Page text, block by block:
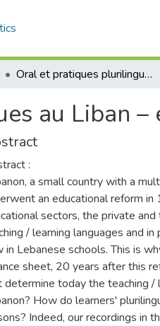
Oral et pratiques plurilingues au Liban – étude comparative
au Liban –
:
a small country with a
an educational reform
sectors, the private
/ learning languages and
in Lebanese schools. This is
sheet, 20 years after this
determine today the teaching /
How do learners'
Indeed, our recordings in